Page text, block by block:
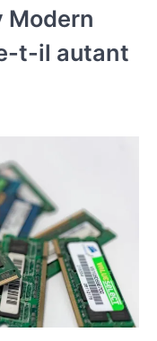
Modern
t-il autant